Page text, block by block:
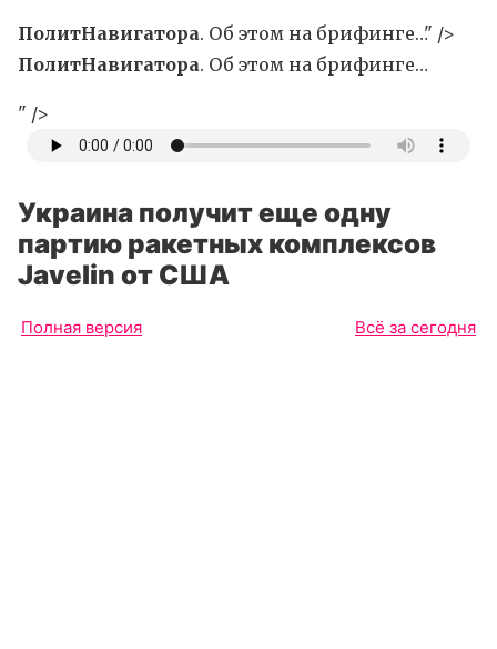
ПолитНавигатора. Об этом на брифинге…" />
ПолитНавигатора. Об этом на брифинге…
" />
Украина получит еще одну
партию ракетных комплексов
Javelin от США
Полная версия Всё за сегодня